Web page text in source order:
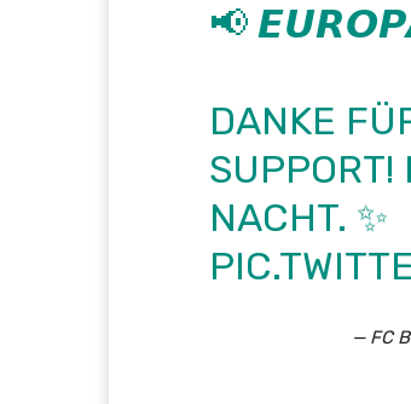
📢
DANKE
SUPPORT!
NACHT. ✨
— FC